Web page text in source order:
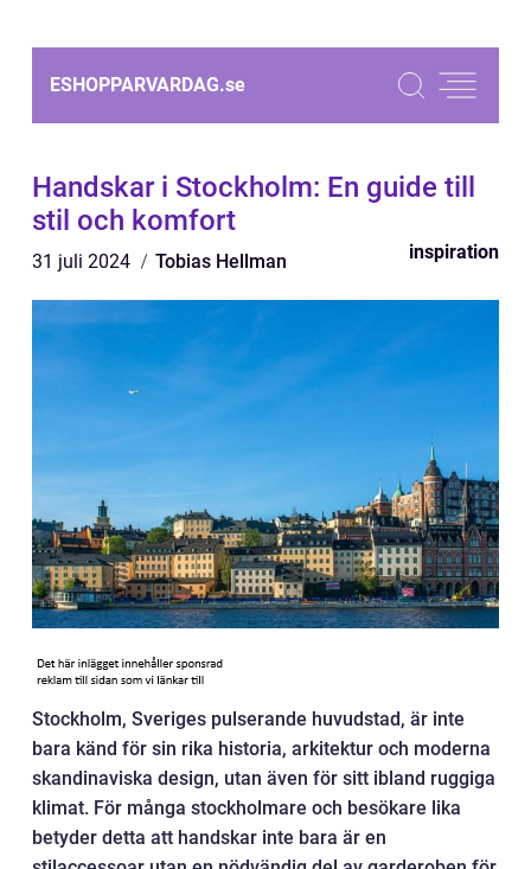
ESHOPPARVARDAG.se
Handskar i Stockholm: En guide till
stil och komfort
31 juli 2024 Tobias Hellman inspiration
Stockholm, Sveriges pulserande huvudstad, är inte
bara känd för sin rika historia, arkitektur och moderna
skandinaviska design, utan även för sitt ibland ruggiga
klimat. För många stockholmare och besökare lika
betyder detta att handskar inte bara är en